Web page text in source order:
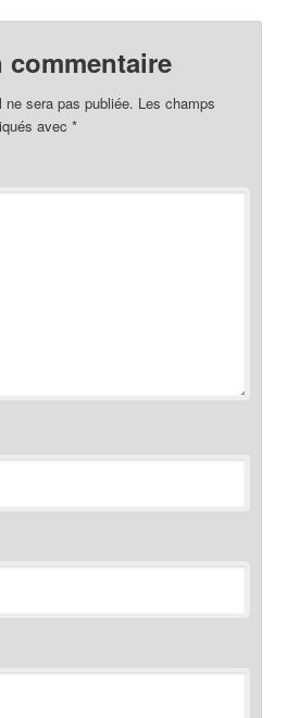
commentaire
ne sera pas publiée. Les champs
avec*